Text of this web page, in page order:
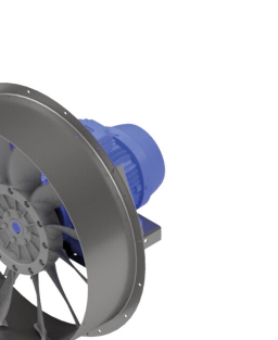
DETAILS